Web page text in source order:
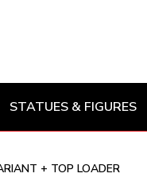
STATUES & FIGURES
+ TOP LOADER